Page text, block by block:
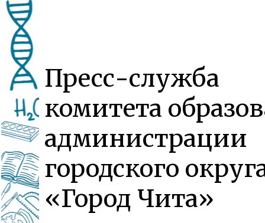
Пресс-служба
комитета
администрации
городского
«Город Чита»